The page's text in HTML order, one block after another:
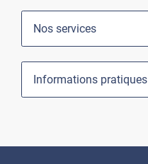
Nos services
Informations pratiques